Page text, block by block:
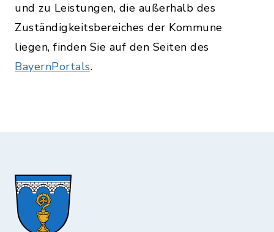
und zu Leistungen, die außerhalb des
Zuständigkeitsbereiches der Kommune
liegen, finden Sie auf den Seiten des
BayernPortals.